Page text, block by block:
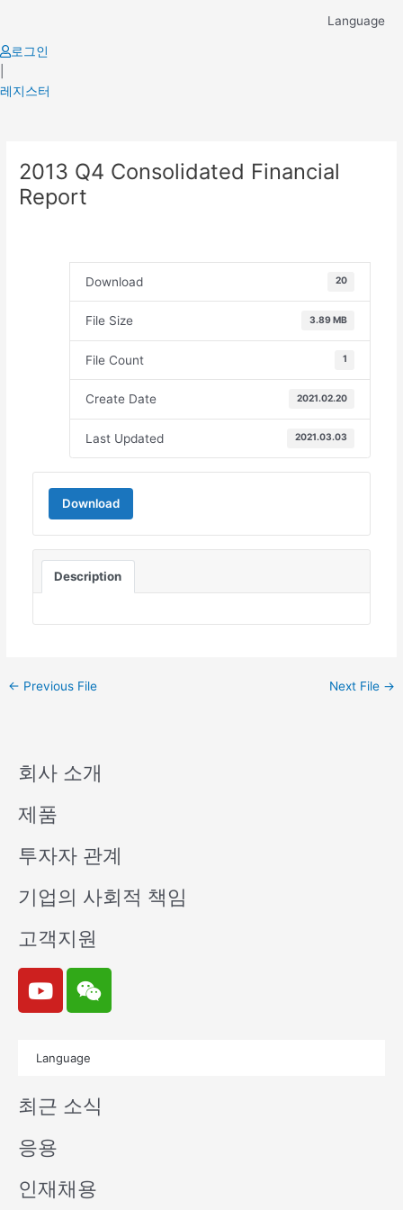
content
Language
로그인
레지스터
2013 Q4 Consolidated Financial
Report
Download 20
File Size 3.89 MB
File Count 1
Create Date 2021.02.20
Last Updated 2021.03.03
Download
Description
navigation
← Previous File Next File →
회사 소개
제품
투자자 관계
기업의 사회적 책임
고객지원
Y
o
u
e
W
e
i
n
Language
최근 소식
응용
인재채용